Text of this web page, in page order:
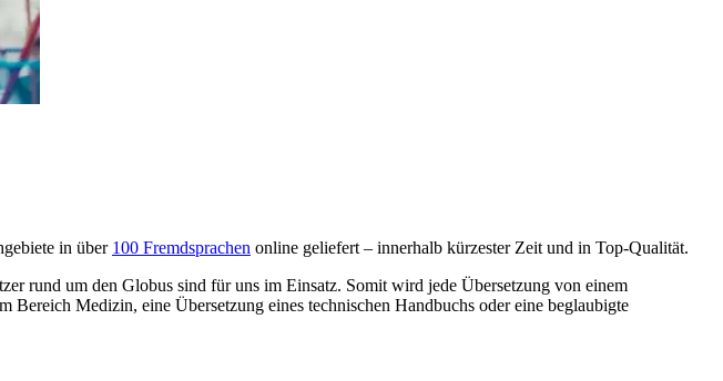
in über 100 Fremdsprachen online geliefert – innerhalb kürzester Zeit und in Top-Qualität.
rund um den Globus sind für uns im Einsatz. Somit wird jede Übersetzung von einem
Medizin, eine Übersetzung eines technischen Handbuchs oder eine beglaubigte